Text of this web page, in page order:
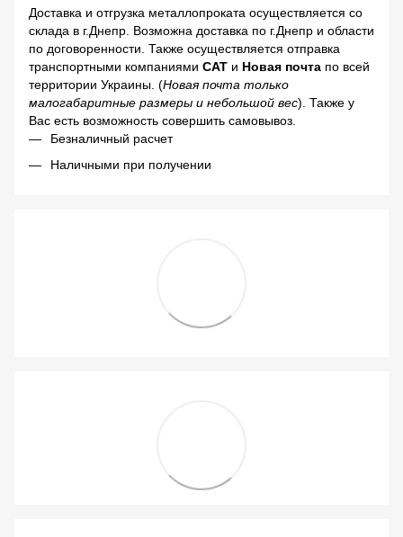
Доставка и отгрузка металлопроката осуществляется со
склада в г.Днепр. Возможна доставка по г.Днепр и области
по договоренности. Также осуществляется отправка
транспортными компаниями САТ и Новая почта по всей
территории Украины. (Новая почта только
малогабаритные размеры и небольшой вес). Также у
Вас есть возможность совершить самовывоз.
Безналичный расчет
Наличными при получении